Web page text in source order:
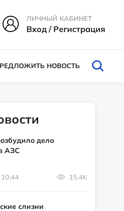
ЛИЧНЫЙ КАБИНЕТ
Вход / Регистрация
НОВОСТЬ
дело
АЗС
15.4K
слизни